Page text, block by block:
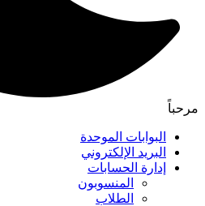
مرحباً
البوابات الموحدة
البريد الإلكتروني
إدارة الحسابات
المنسوبون
الطلاب